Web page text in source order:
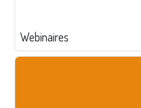
Webinaires